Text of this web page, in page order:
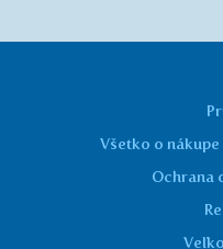
Všetko o
Ochrana